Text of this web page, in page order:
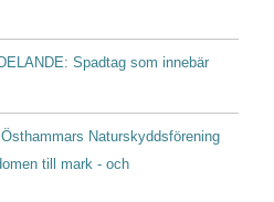
Spadtag som innebär
Naturskyddsförening
till mark - och